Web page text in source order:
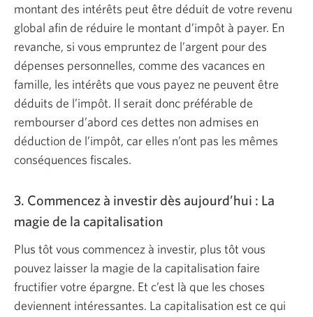
montant des intérêts peut être déduit de votre revenu
global afin de réduire le montant d’impôt à payer. En
revanche, si vous empruntez de l’argent pour des
dépenses personnelles, comme des vacances en
famille, les intérêts que vous payez ne peuvent être
déduits de l’impôt. Il serait donc préférable de
rembourser d’abord ces dettes non admises en
déduction de l’impôt, car elles n’ont pas les mêmes
conséquences fiscales.
3. Commencez à investir dès aujourd’hui : La
magie de la capitalisation
Plus tôt vous commencez à investir, plus tôt vous
pouvez laisser la magie de la capitalisation faire
fructifier votre épargne. Et c’est là que les choses
deviennent intéressantes. La capitalisation est ce qui